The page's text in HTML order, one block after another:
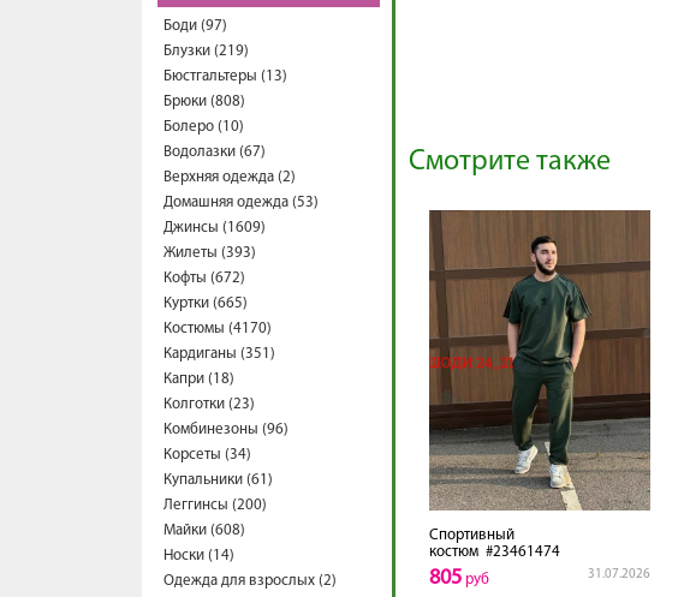
Боди (97)
Блузки (219)
Бюстгальтеры (13)
Брюки (808)
Болеро (10)
Водолазки (67)
Верхняя одежда (2)
Домашняя одежда (53)
Джинсы (1609)
Жилеты (393)
Кофты (672)
Куртки (665)
Костюмы (4170)
Кардиганы (351)
Капри (18)
Колготки (23)
Комбинезоны (96)
Корсеты (34)
Купальники (61)
Леггинсы (200)
Майки (608)
Носки (14)
Одежда для взрослых (2)
Смотрите также
Спортивный
костюм #23461474
31.07.2026
805 руб